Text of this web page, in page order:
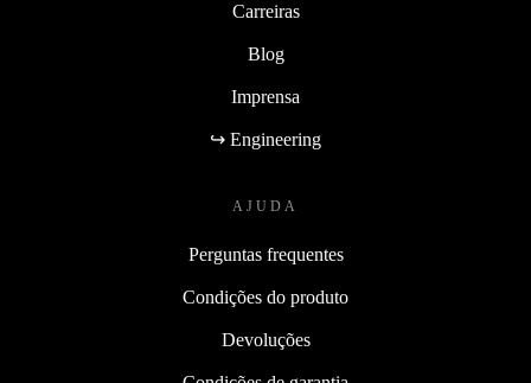
Carreiras
Blog
Imprensa
↪ Engineering
AJUDA
Perguntas frequentes
Condições do produto
Devoluções